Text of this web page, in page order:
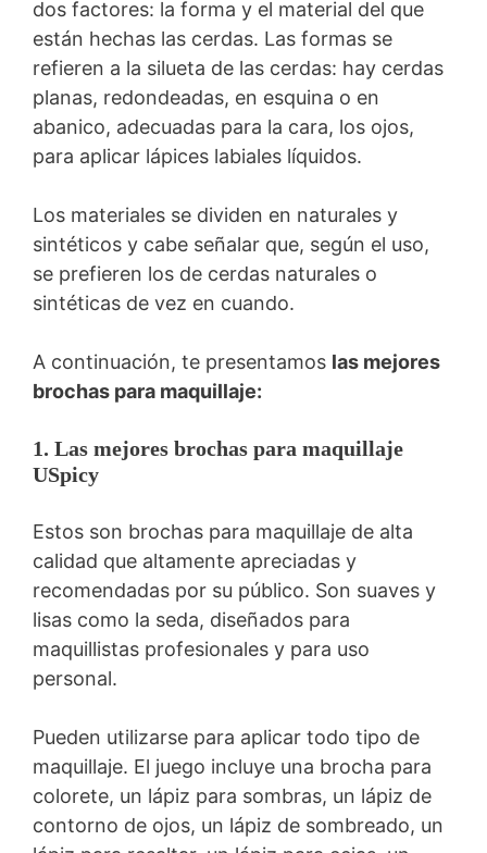
dos factores: la forma y el material del que
están hechas las cerdas. Las formas se
refieren a la silueta de las cerdas: hay cerdas
planas, redondeadas, en esquina o en
abanico, adecuadas para la cara, los ojos,
para aplicar lápices labiales líquidos.
Los materiales se dividen en naturales y
sintéticos y cabe señalar que, según el uso,
se prefieren los de cerdas naturales o
sintéticas de vez en cuando.
A continuación, te presentamos las mejores
brochas para maquillaje:
1. Las mejores brochas para maquillaje
USpicy
Estos son brochas para maquillaje de alta
calidad que altamente apreciadas y
recomendadas por su público. Son suaves y
lisas como la seda, diseñados para
maquillistas profesionales y para uso
personal.
Pueden utilizarse para aplicar todo tipo de
maquillaje. El juego incluye una brocha para
colorete, un lápiz para sombras, un lápiz de
contorno de ojos, un lápiz de sombreado, un